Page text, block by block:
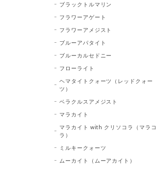
ブラックトルマリン
フラワーアゲート
フラワーアメジスト
ブルーアパタイト
ブルーカルセドニー
フローライト
ヘマタイトクォーツ（レッドクォー
ツ）
ベラクルスアメジスト
マラカイト
マラカイト with クリソコラ（マラコ
ラ）
ミルキークォーツ
ムーカイト（ムーアカイト）